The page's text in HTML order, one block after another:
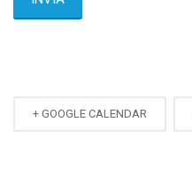
+ GOOGLE CALENDAR